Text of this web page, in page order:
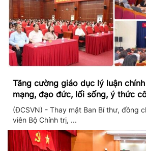
Tăng cường giáo dục lý luận
mạng, đạo đức, lối sống, ý thức
thống giáo dục quốc dân
(ĐCSVN) - Thay mặt Ban Bí thư, đồng
viên Bộ Chính trị, ...